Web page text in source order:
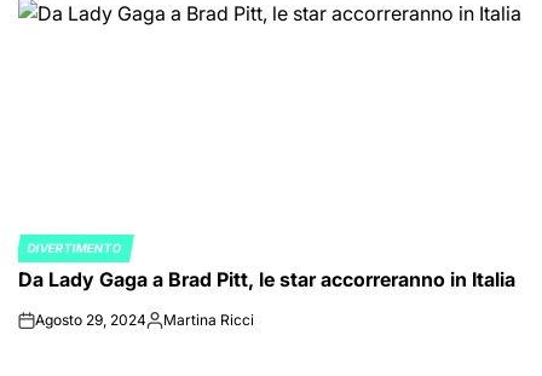
POSTED
IN
DIVERTIMENTO
Da Lady Gaga a Brad Pitt, le star accorreranno in Italia
onAgosto 29, 2024PostedMartina Ricci